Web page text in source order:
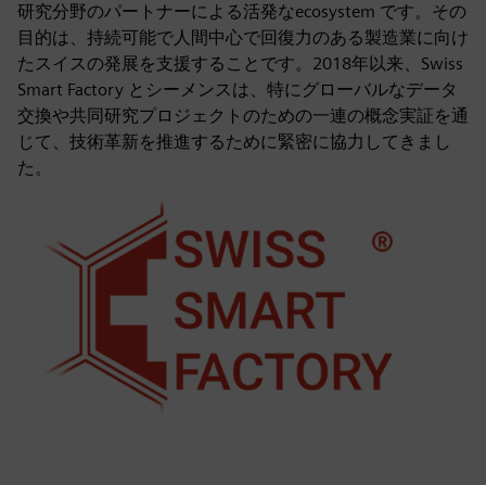
研究分野のパートナーによる活発なecosystem です。その
目的は、持続可能で人間中心で回復力のある製造業に向け
たスイスの発展を支援することです。2018年以来、Swiss
Smart Factory とシーメンスは、特にグローバルなデータ
交換や共同研究プロジェクトのための一連の概念実証を通
じて、技術革新を推進するために緊密に協力してきまし
た。